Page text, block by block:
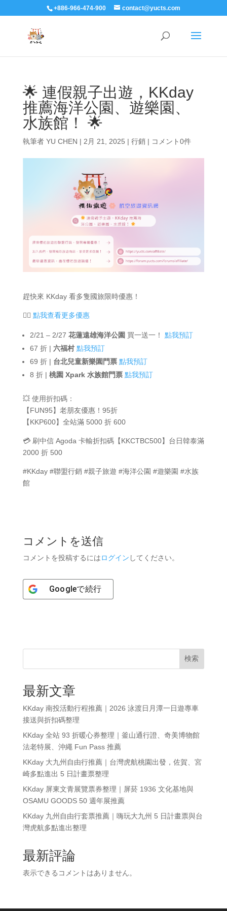
+886-966-474-900 contact@yucts.com
🌟 連假親子出遊，KKday
推薦海洋公園、遊樂園、
水族館！ 🌟
執筆者 YU CHEN | 2月 21, 2025 | 行銷| コメント0件
趕快來 KKday 看多隻國旅限時優惠！
👉🏻 點我查看更多優惠
2/21 – 2/27 花蓮遠雄海洋公園 買一送一！ 點我預訂
67 折 | 六福村 點我預訂
69 折 | 台北兒童新樂園門票 點我預訂
8 折 | 桃園 Xpark 水族館門票 點我預訂
💥 使用折扣碼：
【FUN95】老朋友優惠！95折
【KKP600】全站滿 5000 折 600
💳 刷中信 Agoda 卡輸折扣碼【KKCTBC500】台日韓泰滿
2000 折 500
#KKday #聯盟行銷 #親子旅遊 #海洋公園 #遊樂園 #水族
館
コメントを送信
コメントを投稿するにはログイン してください。
Googleで続行
検索
最新文章
KKday 南投活動行程推薦｜2026 泳渡日月潭一日遊專車
接送與折扣碼整理
KKday 全站 93 折暖心券整理｜釜山通行證、奇美博物館
法老特展、沖繩 Fun Pass 推薦
KKday 大九州自由行推薦｜台灣虎航桃園出發，佐賀、宮
崎多點進出 5 日計畫票整理
KKday 屏東文青展覽票券整理｜屏菸 1936 文化基地與
OSAMU GOODS 50 週年展推薦
KKday 九州自由行套票推薦｜嗨玩大九州 5 日計畫票與台
灣虎航多點進出整理
最新評論
表示できるコメントはありません。